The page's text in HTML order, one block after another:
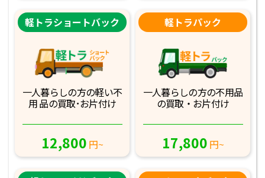
軽トラショートバック
一人暮らしの方の軽い不
用 品の買取･お片付け
12,800 円~
軽トラパック
一人暮らしの方の不用品
の買取・お片付け
17,800 円~